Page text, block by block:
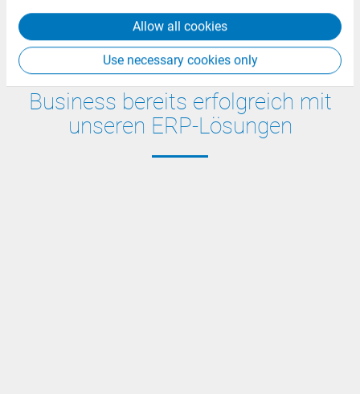
Allow all cookies
Use necessary cookies only
Führende Unternehmen der
Lebensmittel- und
Getränkeindustrie steuern ihr
Business bereits erfolgreich mit
unseren ERP-Lösungen